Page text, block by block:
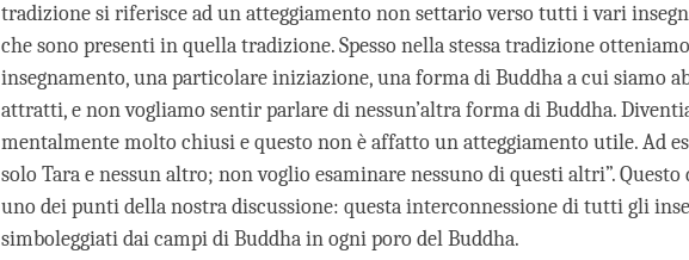
tradizione si riferisce ad un atteggiamento non settario verso tutti i vari
che sono presenti in quella tradizione. Spesso nella stessa tradizione
insegnamento, una particolare iniziazione, una forma di Buddha a cui siamo
attratti, e non vogliamo sentir parlare di nessun’altra forma di Buddha.
mentalmente molto chiusi e questo non è affatto un atteggiamento utile. Ad
solo Tara e nessun altro; non voglio esaminare nessuno di questi altri”. Questo
uno dei punti della nostra discussione: questa interconnessione di tutti gli
simboleggiati dai campi di Buddha in ogni poro del Buddha.